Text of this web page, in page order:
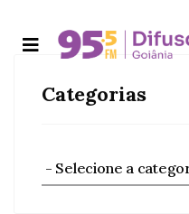
Categorias